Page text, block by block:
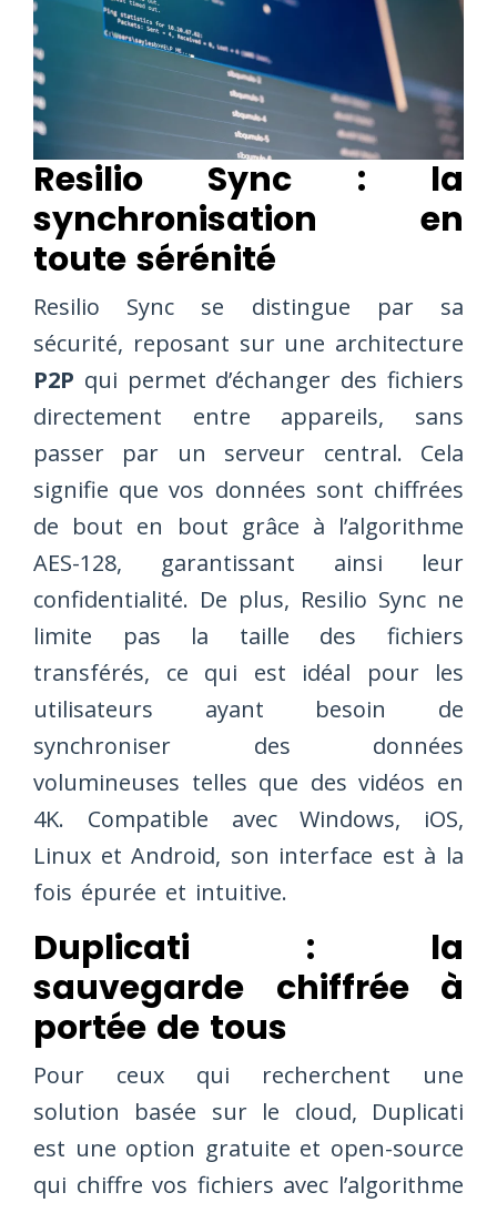
Resilio Sync : la
synchronisation en
toute sérénité
Resilio Sync se distingue par sa
sécurité, reposant sur une architecture
P2P qui permet d’échanger des fichiers
directement entre appareils, sans
passer par un serveur central. Cela
signifie que vos données sont chiffrées
de bout en bout grâce à l’algorithme
AES-128, garantissant ainsi leur
confidentialité. De plus, Resilio Sync ne
limite pas la taille des fichiers
transférés, ce qui est idéal pour les
utilisateurs ayant besoin de
synchroniser des données
volumineuses telles que des vidéos en
4K. Compatible avec Windows, iOS,
Linux et Android, son interface est à la
fois épurée et intuitive.
Duplicati : la
sauvegarde chiffrée à
portée de tous
Pour ceux qui recherchent une
solution basée sur le cloud, Duplicati
est une option gratuite et open-source
qui chiffre vos fichiers avec l’algorithme